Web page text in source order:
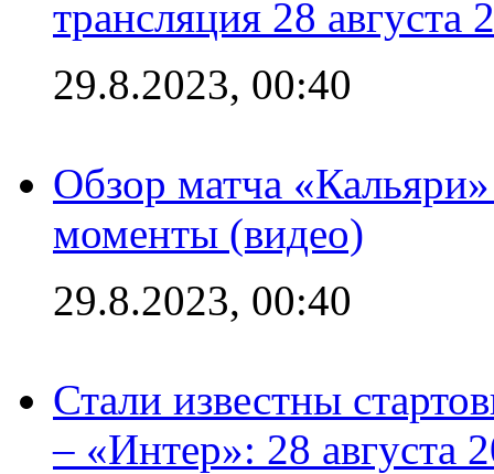
трансляция 28 августа
29.8.2023, 00:40
Обзор матча
моменты (видео)
29.8.2023, 00:40
Стали известны
– «Интер»: 28 августа